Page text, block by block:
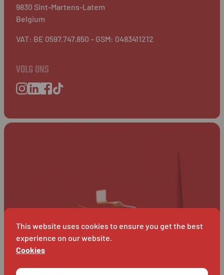
9830 Sint-Martens-Latem
Belgium
VAT: BE 0597.747.850 – GSM: 0483411212
VOLG ONS
This website uses cookies to ensure you get the best
experience on our website.
Cookies